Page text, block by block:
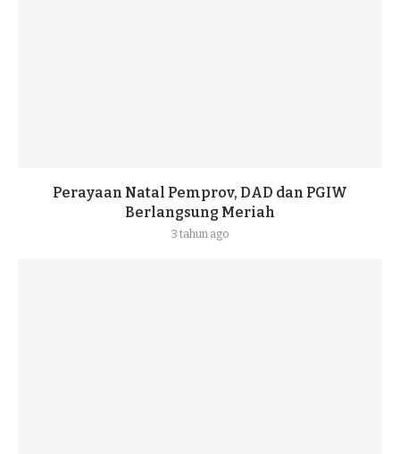
Perayaan Natal Pemprov, DAD dan PGIW
Berlangsung Meriah
3 tahun ago